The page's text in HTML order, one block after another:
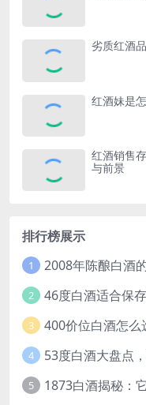
劣质红酒
红酒妹是
红酒销售
与前景
排行榜展示
1 2008年陈酿白酒
2
3 400价位白酒怎
4 53度白酒大盘点
5 1873白酒揭秘：